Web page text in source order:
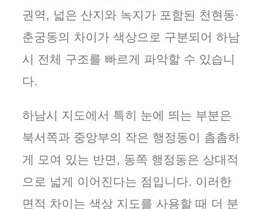
권역, 넓은 산지와 녹지가 포함된 천현동·
춘궁동의 차이가 색상으로 구분되어 하남
시 전체 구조를 빠르게 파악할 수 있습니
다.
하남시 지도에서 특히 눈에 띄는 부분은
북서쪽과 중앙부의 작은 행정동이 촘촘하
게 모여 있는 반면, 동쪽 행정동은 상대적
으로 넓게 이어진다는 점입니다. 이러한
면적 차이는 색상 지도를 사용할 때 더 분